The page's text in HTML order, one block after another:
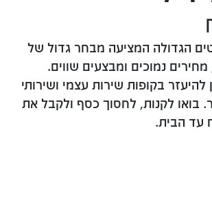
הגדולה המציעה מבחר גדול של
מחירים נמוכים ומבצעים שווים.
בקופות שירות עצמי ושירותי
בואו לקנות, לחסוך כסף ולקבל את
עד הבית.